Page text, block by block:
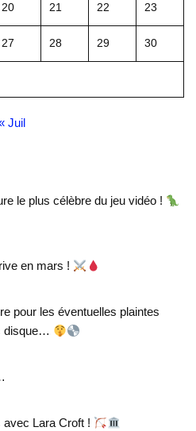
20 21 22 23
27 28 29 30
Juil
le plus célèbre du jeu vidéo !
en mars !
pour les éventuelles plaintes
disque…
avec Lara Croft !